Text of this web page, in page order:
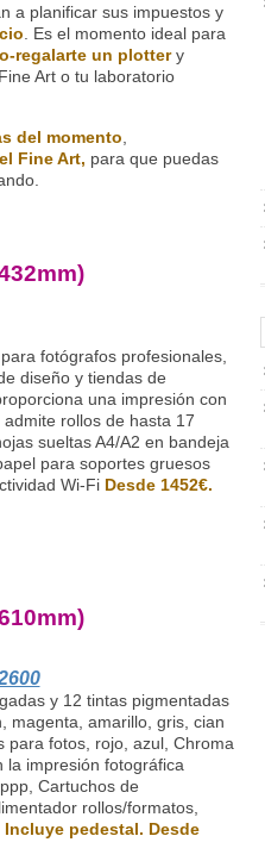
a planificar sus impuestos y
. Es el momento ideal para
regalarte un plottery
Art o tu laboratorio
del momento,
Fine Art, para que puedas
fotógrafos profesionales,
diseño y tiendas de
una impresión con
rollos de hasta 17
sueltas A4/A2 en bandeja
para soportes gruesos
Wi-Fi Desde 1452€.
y 12 tintas pigmentadas
magenta, amarillo, gris, cian
para fotos, rojo, azul, Chroma
la impresión fotográfica
Cartuchos de
rollos/formatos,
pedestal. Desde